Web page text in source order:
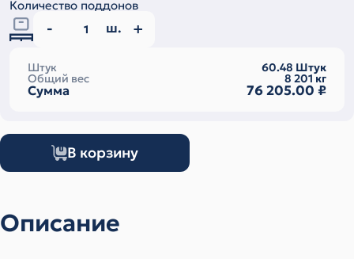
Количество поддонов
ш.
Штук 60.48 Штук
Общий вес 8 201кг
Сумма 76 205.00 ₽
В корзину
Описание